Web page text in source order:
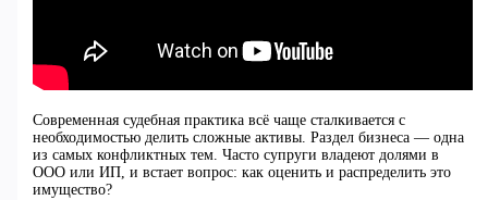
Современная судебная практика всё чаще сталкивается с
необходимостью делить сложные активы. Раздел бизнеса — одна
из самых конфликтных тем. Часто супруги владеют долями в
ООО или ИП, и встает вопрос: как оценить и распределить это
имущество?